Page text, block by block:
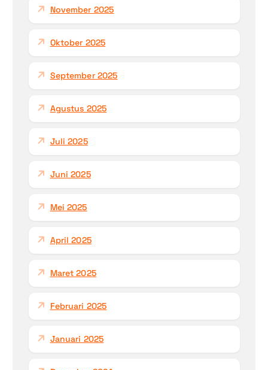
November 2025
Oktober 2025
September 2025
Agustus 2025
Juli 2025
Juni 2025
Mei 2025
April 2025
Maret 2025
Februari 2025
Januari 2025